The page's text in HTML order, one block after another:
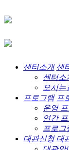
센터소개 센
센터소
오시는
프로그램 프
운영
연간
프로그
대관신청 대